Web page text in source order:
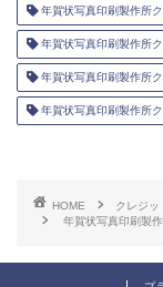
年賀状写真印刷製作所
年賀状写真印刷製作所
年賀状写真印刷製作所
年賀状写真印刷製作所
HOME
クレジッ
年賀状写真印刷製